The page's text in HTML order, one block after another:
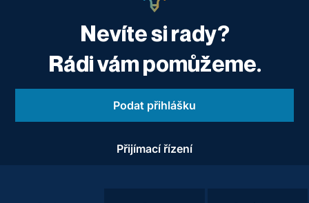
Nevíte si rady?
Rádi vám pomůžeme.
Podat přihlášku
Přijímací řízení